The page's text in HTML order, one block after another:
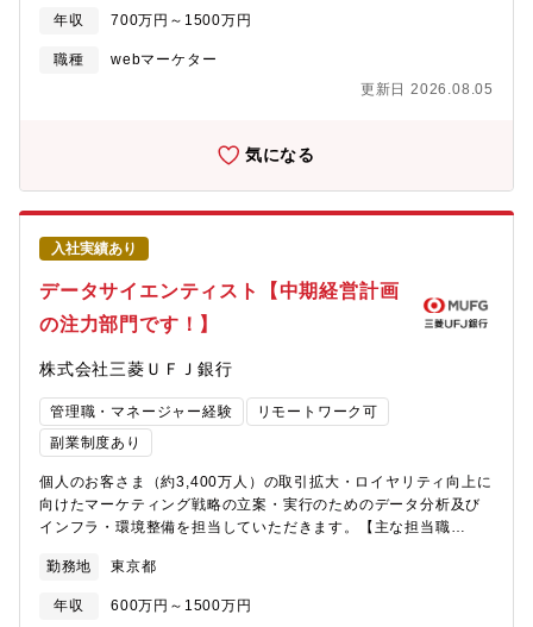
ュニケーションチャネルの活用/導入」「顧客軸でのUI/UX改善」
等の実行を行っています。【主な担当職務】※以下のいずれかの
職務をメンバーと協力しながら主体的に担当します。・マーケテ
策等)・KPI達成（※）に向けたプロモーション戦略の企画立
案、CRM活用等)・CRM(デジタルコミュニケーションチャネル)
領域の高度活用/新規デジタルマーケティングツールの導入※）主
なKPI対象商材普通預金口座、クレジットカード、デビットカー
ド、住宅ローン、カードローン、運用商品（投資信託、ロボアド
バイザー、ネット証券等）、インターネットバンキング等【配属
組織】リテール・デジタル企画部 データ・マーケティング室「デ
ータ・マーケティング室」（約75名／うちキャリア採用：約35
名）は、デジタルを中心としたマーケティング施策全般を商材横
断で担当しています。【今年度の重点役割】会社として基盤拡大
す。また、新規の会員数の増加だけでなく、従来通り、既存の会
員に対するクロスセルに関しても重点役割となります。【このポ
ジションの魅力】・メガバンク最大の顧客基盤（個人のお客さま
3,400万人）へのマーケティングを担うダイナミズム・生活に不可
欠な「金融」サービスをお客さまに適切に届け、お金の不安を解
消することに貢献できる社会的意義の大きさ・発展途上にある当
行のデジタルマーケティング領域で、第一人者としてお客さまと
のコミュニケーション変革をリードできるやりがい・出社/在宅の
方】個人の事情に合わせた柔軟な働き方が可能です。・在宅頻
度：週2～3回程度・セレクト時差出勤あり【キャリアパス】デジ
年収 700万円～1500万円
職種
webマーケター
更新日 2026.08.05
気になる
入社実績あり
データサイエンティスト【中期経営計画
の注力部門です！】
株式会社三菱ＵＦＪ銀行
管理職・マネージャー経験
リモートワーク可
副業制度あり
個人のお客さま（約3,400万人）の取引拡大・ロイヤリティ向上に
向けたマーケティング戦略の立案・実行のためのデータ分析及び
インフラ・環境整備を担当していただきます。【主な担当職
Web・アプリログデータ分析によるターゲティング・分析モデル
構築・デジタルマーケティング施策の効果検証・分析用データマ
ートの設計・管理、分析基盤構築※上記のほか、リテール・デジ
勤務地 東京都
年収 600万円～1500万円